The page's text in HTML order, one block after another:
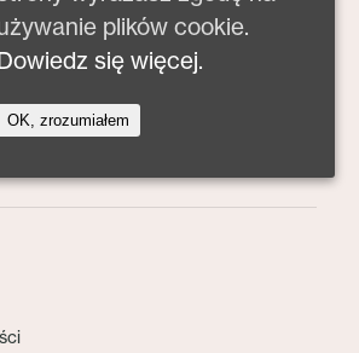
lok. 2
plików cookie.
się więcej.
OK, zrozumiałem